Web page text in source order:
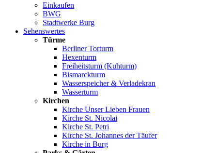
Einkaufen
BWG
Stadtwerke Burg
Sehenswertes
Türme
Berliner Torturm
Hexenturm
Freiheitsturm (Kuhturm)
Bismarckturm
Wasserspeicher & Verladekran
Wasserturm
Kirchen
Kirche Unser Lieben Frauen
Kirche St. Nicolai
Kirche St. Petri
Kirche St. Johannes der Täufer
Kirche in Burg